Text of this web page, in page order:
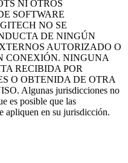
NI OTROS
SOFTWARE
NO SE
DE NINGÚN
AUTORIZADO O
CONEXIÓN. NINGUNA
RECIBIDA POR
O OBTENIDA DE OTRA
Algunas jurisdicciones no
es posible que las
apliquen en su jurisdicción.